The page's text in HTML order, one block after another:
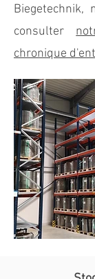
Biegetechnik,
consulter
chronique